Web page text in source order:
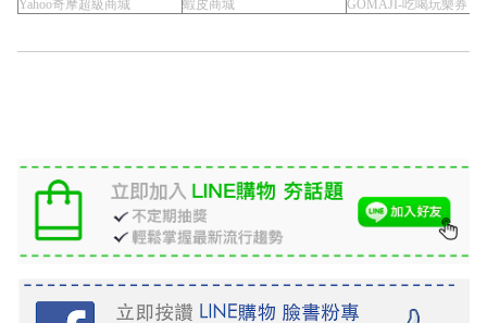
Yahoo奇摩超級商城
蝦皮商城
GOMAJI-吃喝玩樂券